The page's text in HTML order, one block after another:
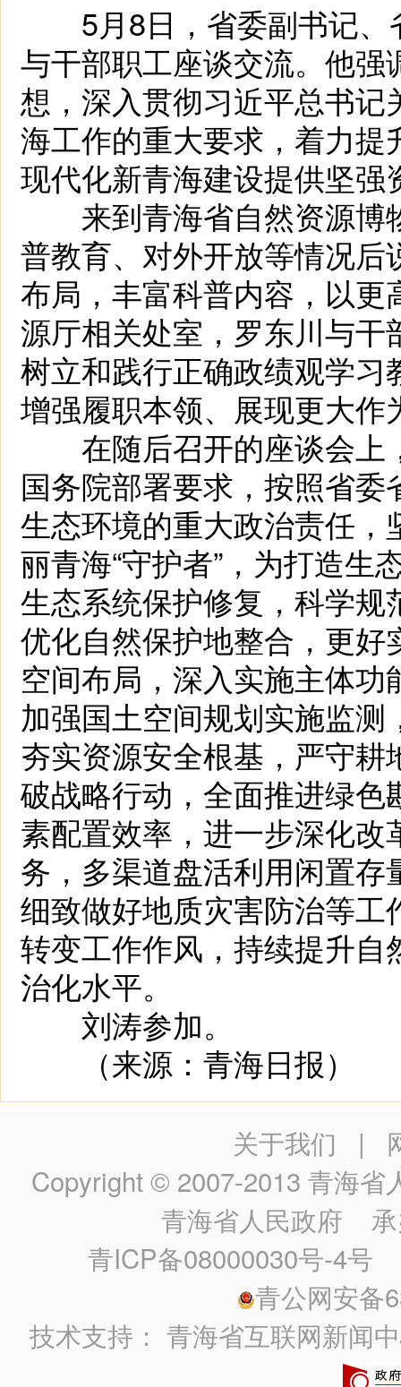
5月8日，省委副书记、
与干部职工座谈交流。他
想，深入贯彻习近平总书
海工作的重大要求，着力
现代化新青海建设提供坚强
来到青海省自然资源博
普教育、对外开放等情况
布局，丰富科普内容，以
源厅相关处室，罗东川与
树立和践行正确政绩观学
增强履职本领、展现更大作
在随后召开的座谈会上
国务院部署要求，按照省
生态环境的重大政治责任，
丽青海“守护者”，为打造生
生态系统保护修复，科学
优化自然保护地整合，更
空间布局，深入实施主体功
加强国土空间规划实施监
夯实资源安全根基，严守
破战略行动，全面推进绿
素配置效率，进一步深化
务，多渠道盘活利用闲置
细致做好地质灾害防治等
转变工作作风，持续提升
治化水平。
刘涛参加。
（来源：青海日报）
关于我们 |
Copyright © 2007-2013 青海省
青海省人民政府 承
青ICP备08000030号-4号
青公网安备
技术支持：青海省互联网新闻